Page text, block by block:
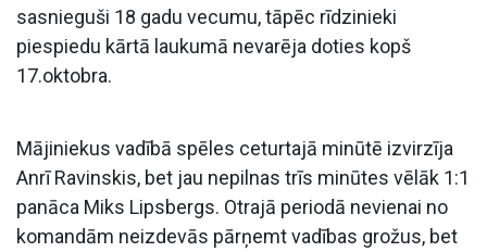
sasnieguši 18 gadu vecumu, tāpēc rīdzinieki
piespiedu kārtā laukumā nevarēja doties kopš
17.oktobra.
Mājiniekus vadībā spēles ceturtajā minūtē izvirzīja
Anrī Ravinskis, bet jau nepilnas trīs minūtes vēlāk 1:1
panāca Miks Lipsbergs. Otrajā periodā nevienai no
komandām neizdevās pārņemt vadības grožus, bet